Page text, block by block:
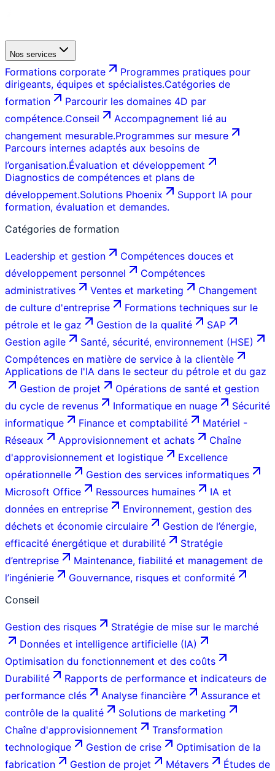
Nos services
Formations corporate
Programmes pratiques pour
dirigeants, équipes et spécialistes.Catégories de
formation
Parcourir les domaines 4D par
compétence.Conseil
Accompagnement lié au
changement mesurable.Programmes sur mesure
Parcours internes adaptés aux besoins de
l’organisation.Évaluation et développement
Diagnostics de compétences et plans de
développement.Solutions Phoenix
Support IA pour
formation, évaluation et demandes.
Catégories de formation
Leadership et gestion
Compétences douces et
développement personnel
Compétences
administratives
Ventes et marketing
Changement
de culture d'entreprise
Formations techniques sur le
pétrole et le gaz
Gestion de la qualité
SAP
Gestion agile
Santé, sécurité, environnement (HSE)
Compétences en matière de service à la clientèle
Applications de l'IA dans le secteur du pétrole et du gaz
Gestion de projet
Opérations de santé et gestion
du cycle de revenus
Informatique en nuage
Sécurité
informatique
Finance et comptabilité
Matériel -
Réseaux
Approvisionnement et achats
Chaîne
d'approvisionnement et logistique
Excellence
opérationnelle
Gestion des services informatiques
Microsoft Office
Ressources humaines
IA et
données en entreprise
Environnement, gestion des
déchets et économie circulaire
Gestion de l’énergie,
efficacité énergétique et durabilité
Stratégie
d’entreprise
Maintenance, fiabilité et management de
l’ingénierie
Gouvernance, risques et conformité
Conseil
Gestion des risques
Stratégie de mise sur le marché
Données et intelligence artificielle (IA)
Optimisation du fonctionnement et des coûts
Durabilité
Rapports de performance et indicateurs de
performance clés
Analyse financière
Assurance et
contrôle de la qualité
Solutions de marketing
Chaîne d'approvisionnement
Transformation
technologique
Gestion de crise
Optimisation de la
fabrication
Gestion de projet Métavers
Études de